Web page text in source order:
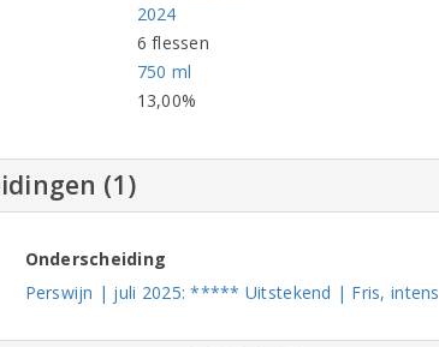
2024
6 flessen
750 ml
13,00%
(1)
Onderscheiding
Perswijn | juli 2025: ***** Uitstekend | Fris, intens